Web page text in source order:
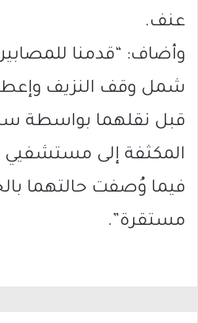
عنف.
وأضاف: “قدمنا للمصابين
شمل وقف النزيف وإعطاء
قبل نقلهما بواسطة
المكثفة إلى مستشفيي
فيما وُصفت حالتهما
مستقرة”.